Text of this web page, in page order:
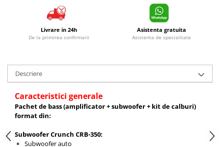
Livrare in 24h
De la primirea confirmarii
Asistenta gratuita
Asistenta de specialitate
Descriere
Caracteristici generale
Pachet de bass (amplificator + subwoofer + kit de calburi)
format din:
Subwoofer Crunch CRB-350:
Subwoofer auto